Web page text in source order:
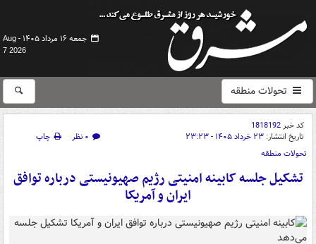
جمعه ۱۶ مرداد ۱۴۰۵ -
Aug
7 2026
تحولات منطقه
کد خبر1818192
تاریخ انتشار: ۲۳ خرداد ۱۴۰۵ - ۲۳:۲۳ ۰ نظر
چاپ
تحولات منطقه
تشکیل جلسه کابینه امنیتی رژیم صهیونیستی درباره توافق
ایران و آمریکا